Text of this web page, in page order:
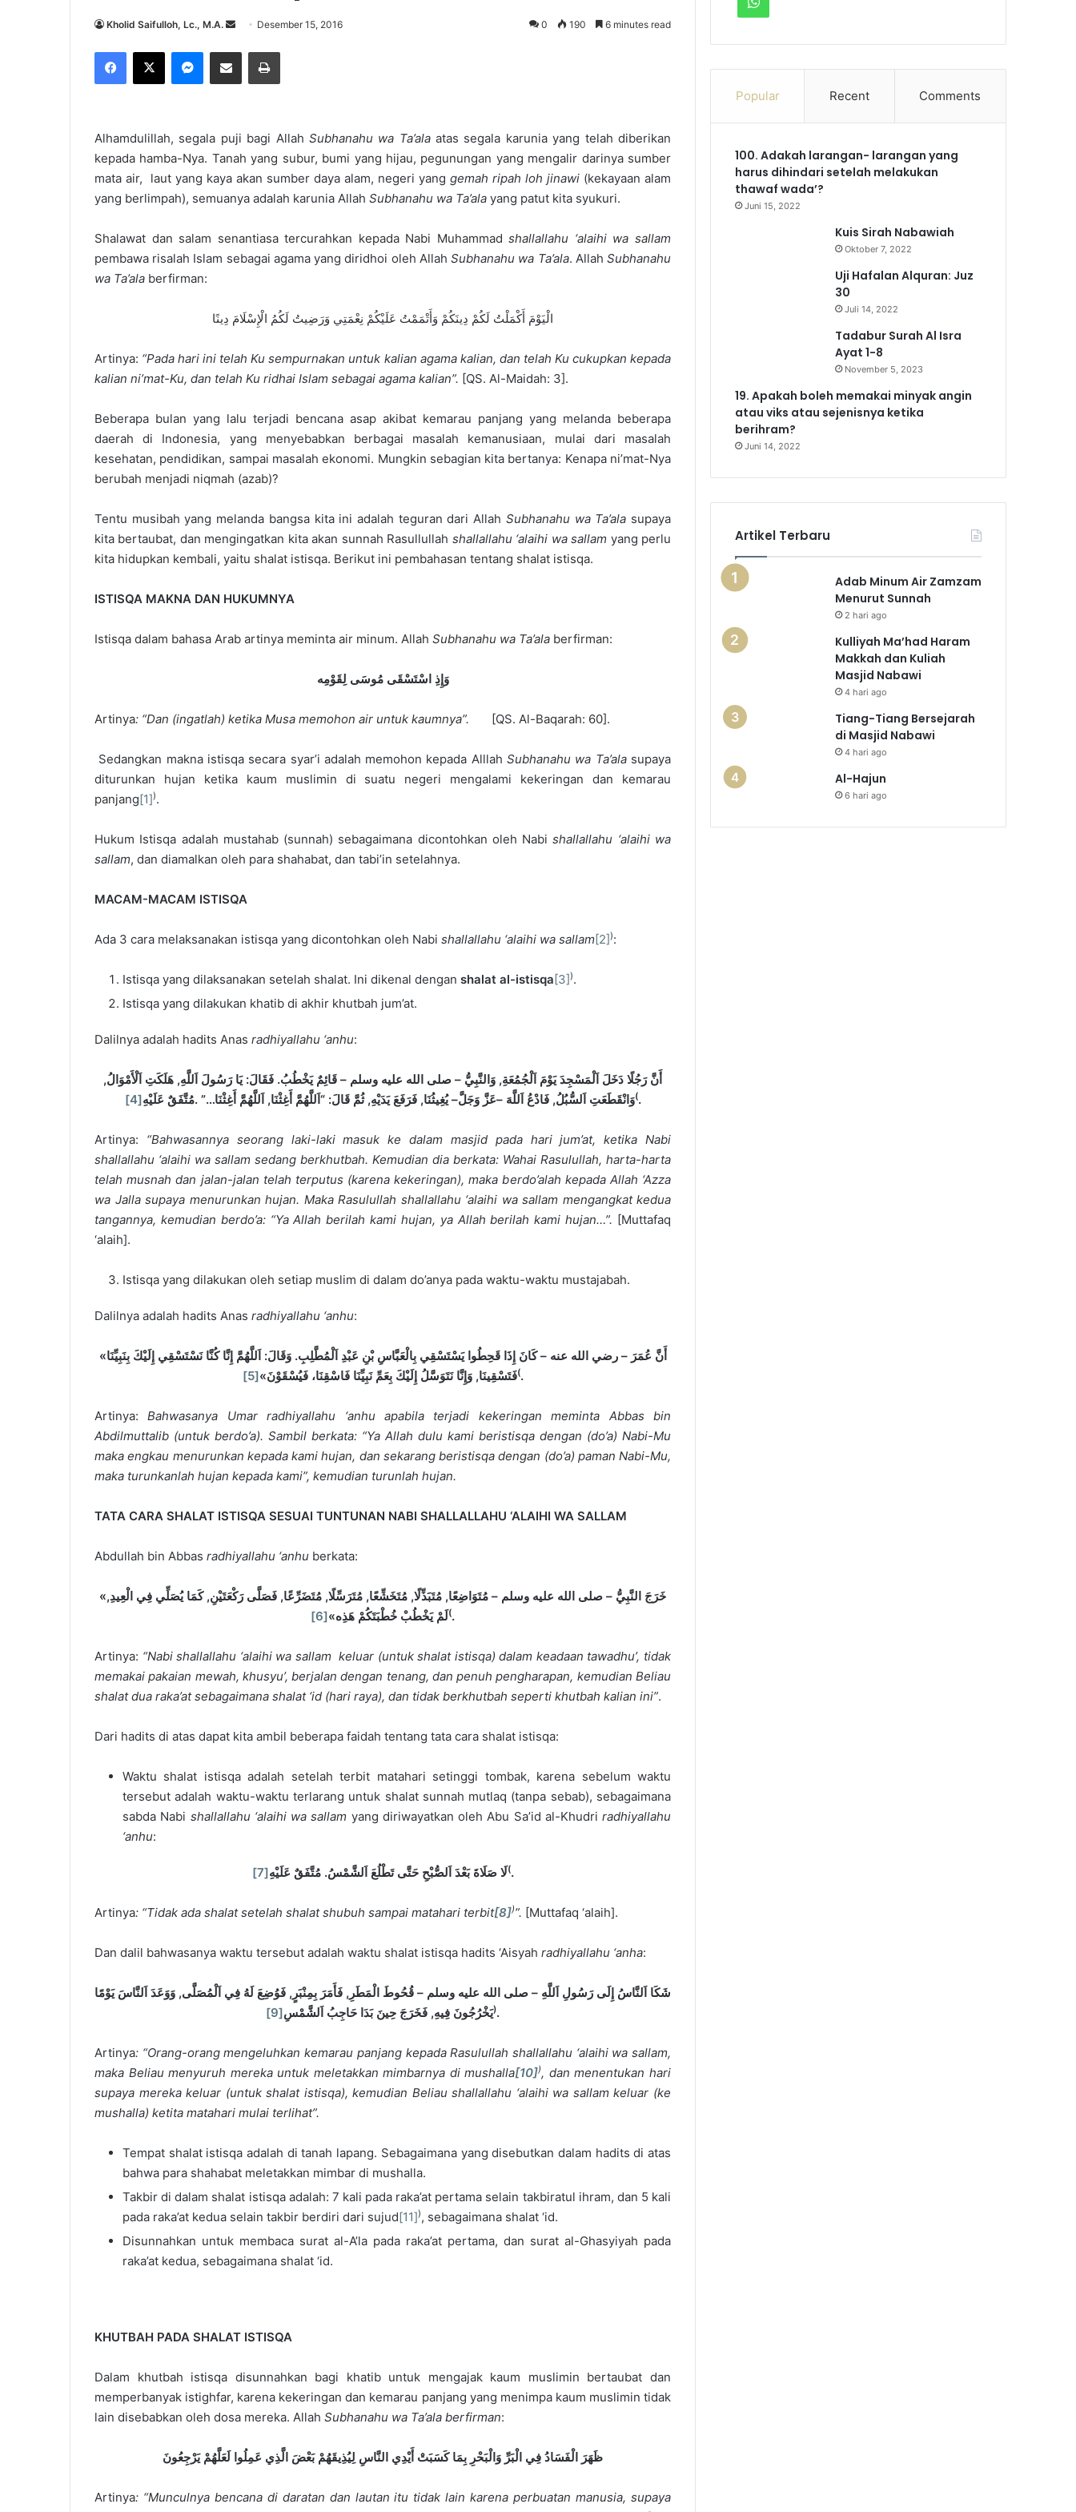
Kholid Saifulloh, Lc., M.A.
d
e
m
a
i
Desember 15, 2016 0 190 6 minutes read
Alhamdulillah, segala puji bagi Allah Subhanahu wa Ta’alaatas segala karunia yang telah diberikan
kepada hamba-Nya. Tanah yang subur, bumi yang hijau, pegunungan yang mengalir darinya sumber
mata air, laut yang kaya akan sumber daya alam, negeri yang gemah ripah loh jinawi (kekayaan alam
yang berlimpah), semuanya adalah karunia Allah Subhanahu wa Ta’ala yang patut kita syukuri.
Shalawat dan salam senantiasa tercurahkan kepada Nabi Muhammadshallallahu ‘alaihi wa sallam
pembawa risalah Islam sebagai agama yang diridhoi oleh AllahSubhanahu wa Ta’ala. AllahSubhanahu
wa Ta’ala berfirman:
الْيَوْمَ أَكْمَلْتُ لَكُمْ دِينَكُمْ وَأَتْمَمْتُ عَلَيْكُمْ نِعْمَتِي وَرَضِيتُ لَكُمُ الْإِسْلَامَ دِينًا
Artinya: “Pada hari ini telah Ku sempurnakan untuk kalian agama kalian, dan telah Ku cukupkan kepada
kalian ni’mat-Ku, dan telah Ku ridhai Islam sebagai agama kalian”. [QS. Al-Maidah: 3].
Beberapa bulan yang lalu terjadi bencana asap akibat kemarau panjang yang melanda beberapa
daerah di Indonesia, yang menyebabkan berbagai masalah kemanusiaan, mulai dari masalah
kesehatan, pendidikan, sampai masalah ekonomi. Mungkin sebagian kita bertanya: Kenapa ni’mat-Nya
berubah menjadi niqmah (azab)?
Tentu musibah yang melanda bangsa kita ini adalah teguran dari Allah Subhanahu wa Ta’ala supaya
kita bertaubat, dan mengingatkan kita akan sunnah Rasullullah shallallahu ‘alaihi wa sallam yang perlu
kita hidupkan kembali, yaitu shalat istisqa. Berikut ini pembahasan tentang shalat istisqa.
ISTISQA MAKNA DAN HUKUMNYA
Istisqa dalam bahasa Arab artinya meminta air minum. Allah Subhanahu wa Ta’ala berfirman:
وَإِذِ اسْتَسْقَى مُوسَى لِقَوْمِه
Artinya: “Dan (ingatlah) ketika Musa memohon air untuk kaumnya”. [QS. Al-Baqarah: 60].
Sedangkan makna istisqa secara syar’i adalah memohon kepada AlllahSubhanahu wa Ta’alasupaya
diturunkan hujan ketika kaum muslimin di suatu negeri mengalami kekeringan dan kemarau
panjang[1]).
Hukum Istisqa adalah mustahab (sunnah) sebagaimana dicontohkan oleh Nabishallallahu ‘alaihi wa
sallam, dan diamalkan oleh para shahabat, dan tabi’in setelahnya.
MACAM-MACAM ISTISQA
Ada 3 cara melaksanakan istisqa yang dicontohkan oleh Nabi shallallahu ‘alaihi wa sallam[2]):
Istisqa yang dilaksanakan setelah shalat. Ini dikenal dengan shalat al-istisqa[3]).
Istisqa yang dilakukan khatib di akhir khutbah jum’at.
Dalilnya adalah hadits Anas radhiyallahu ‘anhu:
أَنَّ رَجُلًا دَخَلَ اَلْمَسْجِدَ يَوْمَ اَلْجُمُعَةِ, وَالنَّبِيُّ – صلى الله عليه وسلم – قَائِمٌ يَخْطُبُ. فَقَالَ: يَا رَسُولَ اَللَّهِ, هَلَكَتِ اَلْأَمْوَالُ,
وَانْقَطَعَتِ اَلسُّبُلُ, فَادْعُ اَللَّهَ–عَزَّ وَجَلَّ–يُغِيثُنَا, فَرَفَعَ يَدَيْهِ, ثُمَّ قَالَ: “اَللَّهُمَّ أَغِثْنَا, اَللَّهُمَّ أَغِثْنَا…”
.مُتَّفَقٌ عَلَيْهِ[4] (.
Artinya: “Bahwasannya seorang laki-laki masuk ke dalam masjid pada hari jum’at, ketika Nabi
shallallahu ‘alaihi wa sallam sedang berkhutbah. Kemudian dia berkata: Wahai Rasulullah, harta-harta
telah musnah dan jalan-jalan telah terputus (karena kekeringan), maka berdo’alah kepada Allah ‘Azza
wa Jalla supaya menurunkan hujan. Maka Rasulullah shallallahu ‘alaihi wa sallam mengangkat kedua
tangannya, kemudian berdo’a: “Ya Allah berilah kami hujan, ya Allah berilah kami hujan…”. [Muttafaq
‘alaih].
Istisqa yang dilakukan oleh setiap muslim di dalam do’anya pada waktu-waktu mustajabah.
Dalilnya adalah hadits Anas radhiyallahu ‘anhu:
«أَنَّ عُمَرَ – رضي الله عنه – كَانَ إِذَا قَحِطُوا يَسْتَسْقِي بِالْعَبَّاسِ بْنِ عَبْدِ اَلْمُطَّلِبِ. وَقَالَ: اَللَّهُمَّ إِنَّا كُنَّا نَسْتَسْقِي إِلَيْكَ بِنَبِيِّنَا
فَتَسْقِينَا, وَإِنَّا نَتَوَسَّلُ إِلَيْكَ بِعَمِّ نَبِيِّنَا فَاسْقِنَا، فَيُسْقَوْنَ»
[5] (.
Artinya:Bahwasanya Umar radhiyallahu ‘anhu apabila terjadi kekeringan meminta Abbas bin
Abdilmuttalib (untuk berdo’a). Sambil berkata: “Ya Allah dulu kami beristisqa dengan (do’a) Nabi-Mu
maka engkau menurunkan kepada kami hujan, dan sekarang beristisqa dengan (do’a) paman Nabi-Mu,
maka turunkanlah hujan kepada kami”, kemudian turunlah hujan.
TATA CARA SHALAT ISTISQA SESUAI TUNTUNAN NABI SHALLALLAHU ‘ALAIHI WA SALLAM
Abdullah bin Abbas radhiyallahu ‘anhu berkata:
«خَرَجَ النَّبِيُّ – صلى الله عليه وسلم – مُتَوَاضِعًا, مُتَبَذِّلًا, مُتَخَشِّعًا, مُتَرَسِّلًا, مُتَضَرِّعًا, فَصَلَّى رَكْعَتَيْنِ, كَمَا يُصَلِّي فِي الْعِيدِ,
لَمْ يَخْطُبْ خُطْبَتَكُمْ هَذِه»[6] (.
Artinya: “Nabi shallallahu ‘alaihi wa sallam keluar (untuk shalat istisqa) dalam keadaan tawadhu’, tidak
memakai pakaian mewah, khusyu’, berjalan dengan tenang, dan penuh pengharapan, kemudian Beliau
shalat dua raka’at sebagaimana shalat ‘id (hari raya), dan tidak berkhutbah seperti khutbah kalian ini”.
Dari hadits di atas dapat kita ambil beberapa faidah tentang tata cara shalat istisqa:
Waktu shalat istisqa adalah setelah terbit matahari setinggi tombak, karena sebelum waktu
tersebut adalah waktu-waktu terlarang untuk shalat sunnah mutlaq (tanpa sebab), sebagaimana
sabda Nabi shallallahu ‘alaihi wa sallam yang diriwayatkan oleh Abu Sa’id al-Khudri radhiyallahu
‘anhu:
لَا صَلَاةَ بَعْدَ اَلصُّبْحِ حَتَّى تَطْلُعَ اَلشَّمْسُ. مُتَّفَقٌ عَلَيْهِ[7] (.
Artinya: “Tidak ada shalat setelah shalat shubuh sampai matahari terbit[8])”. [Muttafaq ‘alaih].
Dan dalil bahwasanya waktu tersebut adalah waktu shalat istisqa hadits ‘Aisyah radhiyallahu ‘anha:
شَكَا اَلنَّاسُ إِلَى رَسُولِ اَللَّهِ – صلى الله عليه وسلم – قُحُوطَ الْمَطَرِ, فَأَمَرَ بِمِنْبَرٍ, فَوُضِعَ لَهُ فِي اَلْمُصَلَّى, وَوَعَدَ اَلنَّاسَ يَوْمًا
يَخْرُجُونَ فِيهِ, فَخَرَجَ حِينَ بَدَا حَاجِبُ اَلشَّمْسِ[9] ).
Artinya: “Orang-orang mengeluhkan kemarau panjang kepada Rasulullah shallallahu ‘alaihi wa sallam,
maka Beliau menyuruh mereka untuk meletakkan mimbarnya di mushalla[10]), dan menentukan hari
supaya mereka keluar (untuk shalat istisqa), kemudian Beliaushallallahu ‘alaihi wa sallamkeluar (ke
mushalla) ketita matahari mulai terlihat”.
Tempat shalat istisqa adalah di tanah lapang. Sebagaimana yang disebutkan dalam hadits di atas
bahwa para shahabat meletakkan mimbar di mushalla.
Takbir di dalam shalat istisqa adalah: 7 kali pada raka’at pertama selain takbiratul ihram, dan 5 kali
pada raka’at kedua selain takbir berdiri dari sujud[11]), sebagaimana shalat ‘id.
Disunnahkan untuk membaca surat al-A’la pada raka’at pertama, dan surat al-Ghasyiyah pada
raka’at kedua, sebagaimana shalat ‘id.
KHUTBAH PADA SHALAT ISTISQA
Dalam khutbah istisqa disunnahkan bagi khatib untuk mengajak kaum muslimin bertaubat dan
memperbanyak istighfar, karena kekeringan dan kemarau panjang yang menimpa kaum muslimin tidak
lain disebabkan oleh dosa mereka. Allah Subhanahu wa Ta’ala berfirman:
ظَهَرَ الْفَسَادُ فِي الْبَرِّ وَالْبَحْرِ بِمَا كَسَبَتْ أَيْدِي النَّاسِ لِيُذِيقَهُمْ بَعْضَ الَّذِي عَمِلُوا لَعَلَّهُمْ يَرْجِعُونَ
Artinya: “Munculnya bencana di daratan dan lautan itu tidak lain karena perbuatan manusia, supaya
b
o
o
k
u
b
e
g
r
r
a
o
k
a
t
A
p
Popular Recent Comments
100. Adakah larangan- larangan yang
harus dihindari setelah melakukan
thawaf wada’?
Juni 15, 2022
Kuis Sirah Nabawiah
Oktober 7, 2022
Uji Hafalan Alquran: Juz
30
Juli 14, 2022
Tadabur Surah Al Isra
Ayat 1-8
November 5, 2023
19. Apakah boleh memakai minyak angin
atau viks atau sejenisnya ketika
berihram?
Juni 14, 2022
Artikel Terbaru
Adab Minum Air Zamzam
Menurut Sunnah
2 hari ago
Kulliyah Ma’had Haram
Makkah dan Kuliah
Masjid Nabawi
4 hari ago
Tiang-Tiang Bersejarah
di Masjid Nabawi
4 hari ago
Al-Hajun
6 hari ago